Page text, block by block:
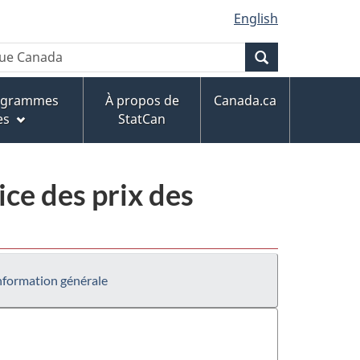
English
À propos de
StatCan
Canada.ca
des prix des
générale